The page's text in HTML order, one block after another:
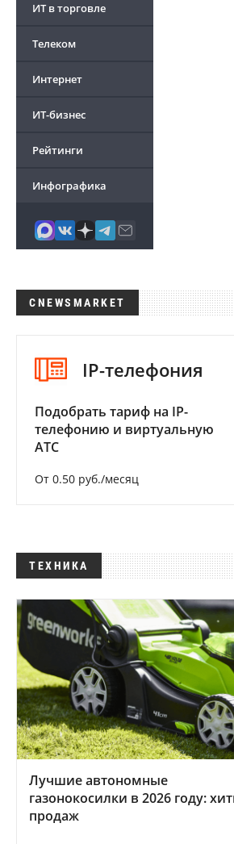
ИТ в торговле
Телеком
Интернет
ИТ-бизнес
Рейтинги
Инфографика
CNEWSMARKET
IP-телефония
Подобрать тариф на IP-
телефонию и виртуальную
АТС
От 0.50 руб./месяц
ТЕХНИКА
Лучшие автономные
газонокосилки в 2026 году:
продаж